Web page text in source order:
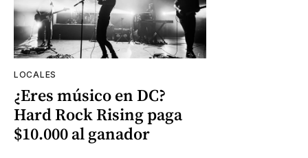
LOCALES
¿Eres músico en DC?
Hard Rock Rising paga
$10.000 al ganador